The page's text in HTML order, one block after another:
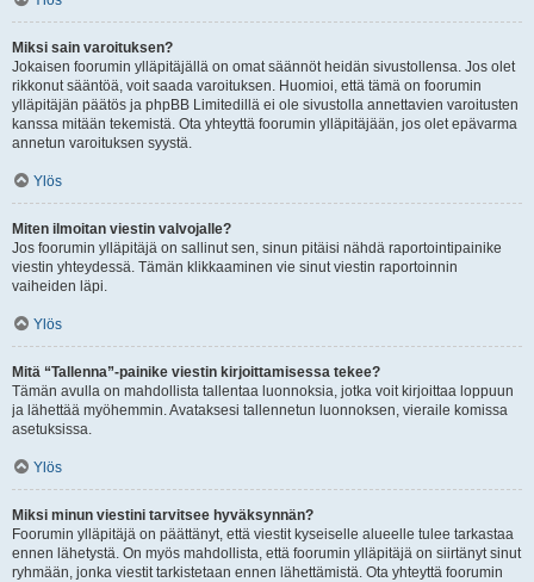
Miksi sain varoituksen?
Jokaisen foorumin ylläpitäjällä on omat säännöt heidän sivustollensa. Jos olet
rikkonut sääntöä, voit saada varoituksen. Huomioi, että tämä on foorumin
ylläpitäjän päätös ja phpBB Limitedillä ei ole sivustolla annettavien varoitusten
kanssa mitään tekemistä. Ota yhteyttä foorumin ylläpitäjään, jos olet epävarma
annetun varoituksen syystä.
Ylös
Miten ilmoitan viestin valvojalle?
Jos foorumin ylläpitäjä on sallinut sen, sinun pitäisi nähdä raportointipainike
viestin yhteydessä. Tämän klikkaaminen vie sinut viestin raportoinnin
vaiheiden läpi.
Ylös
Mitä “Tallenna”-painike viestin kirjoittamisessa tekee?
Tämän avulla on mahdollista tallentaa luonnoksia, jotka voit kirjoittaa loppuun
ja lähettää myöhemmin. Avataksesi tallennetun luonnoksen, vieraile komissa
asetuksissa.
Ylös
Miksi minun viestini tarvitsee hyväksynnän?
Foorumin ylläpitäjä on päättänyt, että viestit kyseiselle alueelle tulee tarkastaa
ennen lähetystä. On myös mahdollista, että foorumin ylläpitäjä on siirtänyt sinut
ryhmään, jonka viestit tarkistetaan ennen lähettämistä. Ota yhteyttä foorumin